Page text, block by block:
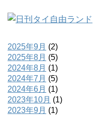
2025年9月 (2)
2025年8月 (5)
2024年8月 (1)
2024年7月 (5)
2024年6月 (1)
2023年10月 (1)
2023年9月 (1)